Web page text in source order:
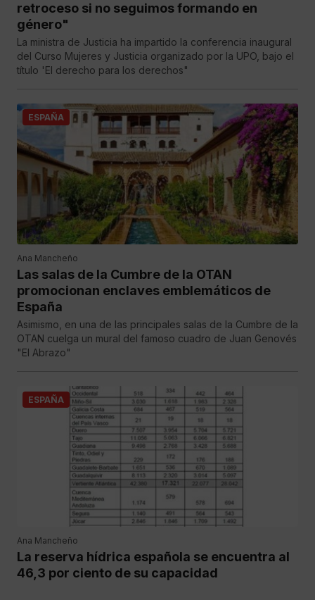
retroceso si no seguimos formando en
género"
La ministra de Justicia ha impartido la conferencia inaugural
del Curso Mujeres y Justicia organizado por la UPO, bajo el
título 'El derecho para los derechos"
ESPAÑA
Ana Mancheño
Las salas de la Cumbre de la OTAN
promocionan enclaves emblemáticos de
España
Asimismo, en una de las principales salas de la Cumbre de la
OTAN cuelga un mural del famoso cuadro de Juan Genovés
"El Abrazo"
ESPAÑA
Ana Mancheño
La reserva hídrica española se encuentra al
46,3 por ciento de su capacidad